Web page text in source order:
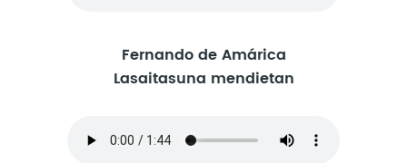
Fernando de Amárica
Lasaitasuna mendietan